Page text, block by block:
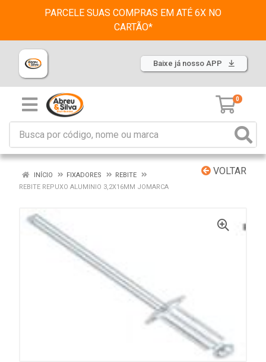
PARCELE SUAS COMPRAS EM ATÉ 6X NO
CARTÃO*
Baixe já nosso APP
0
VOLTAR
INÍCIO FIXADORES
REBITE
REBITE REPUXO ALUMINIO 3,2X16MM JOMARCA